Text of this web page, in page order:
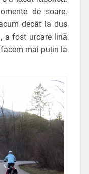
de soare.
decât la dus
a fost urcare lină
mai puțin la